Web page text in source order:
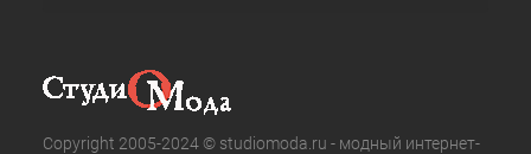
Copyright 2005-2024 © studiomoda.ru - модный интернет-